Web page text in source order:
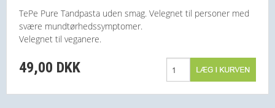
TePe Pure Tandpasta uden smag. Velegnet til personer med
svære mundtørhedssymptomer.
Velegnet til veganere.
49,00 DKK